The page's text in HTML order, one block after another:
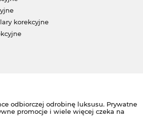
korekcyjne
odbiorczej odrobinę luksusu. Prywatne
promocje i wiele więcej czeka na